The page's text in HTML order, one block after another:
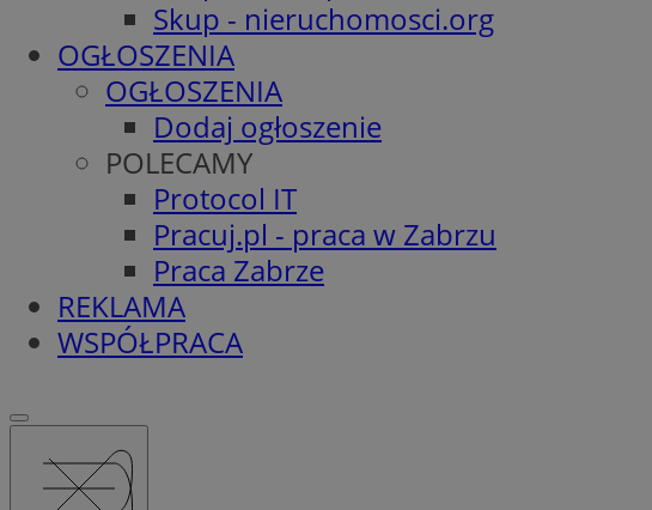
Skup - nieruchomosci.org
OGŁOSZENIA
OGŁOSZENIA
Dodaj ogłoszenie
POLECAMY
Protocol IT
Pracuj.pl - praca w Zabrzu
Praca Zabrze
REKLAMA
WSPÓŁPRACA